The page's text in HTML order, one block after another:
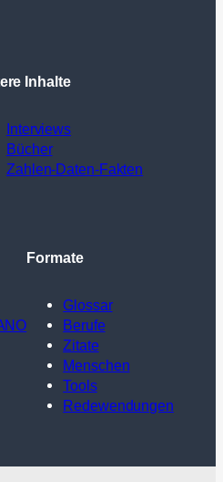
Inhalte
Interviews
Bücher
Zahlen-Daten-Fakten
Formate
Glossar
Berufe
Zitate
Menschen
Tools
Redewendungen